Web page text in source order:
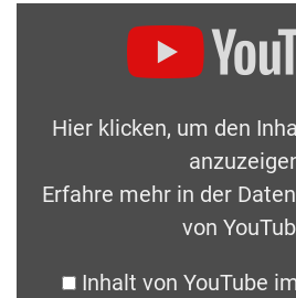
Hier klicken, um den
Erfahre mehr in der
von
Inhalt von YouTube